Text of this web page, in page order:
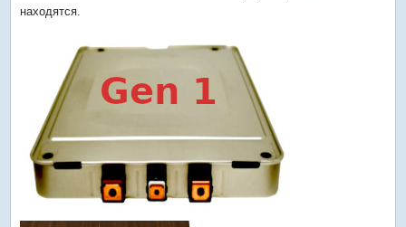
находятся.